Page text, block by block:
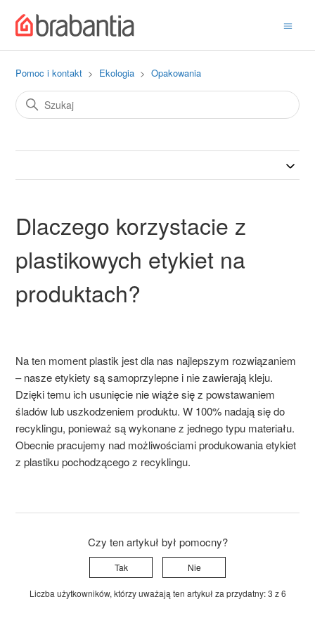
Pomoc i kontakt Ekologia Opakowania
Dlaczego korzystacie z
plastikowych etykiet na
produktach?
Na ten moment plastik jest dla nas najlepszym rozwiązaniem
– nasze etykiety są samoprzylepne i nie zawierają kleju.
Dzięki temu ich usunięcie nie wiąże się z powstawaniem
śladów lub uszkodzeniem produktu. W 100% nadają się do
recyklingu, ponieważ są wykonane z jednego typu materiału.
Obecnie pracujemy nad możliwościami produkowania etykiet
z plastiku pochodzącego z recyklingu.
Czy ten artykuł był pomocny?
Tak Nie
Liczba użytkowników, którzy uważają ten artykuł za przydatny: 3 z 6